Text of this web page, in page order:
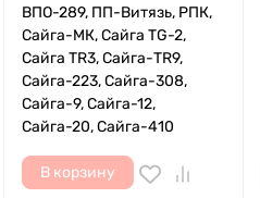
ВПО-289, ПП-Витязь, РПК,
Сайга-МК, Сайга TG-2,
Сайга TR3, Сайга-TR9,
Сайга-223, Сайга-308,
Сайга-9, Сайга-12,
Сайга-20, Сайга-410
В корзину